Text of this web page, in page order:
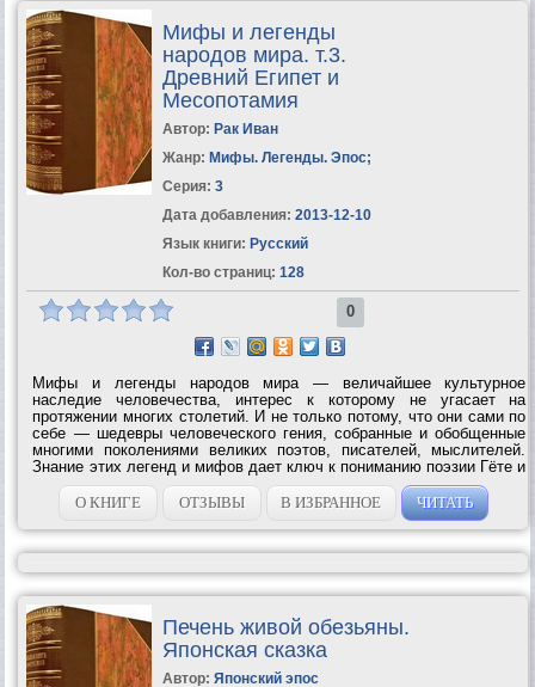
Мифы и легенды
народов мира. т.3.
Древний Египет и
Месопотамия
Автор: Рак Иван
Жанр: Мифы. Легенды. Эпос;
Серия: 3
Дата добавления: 2013-12-10
Язык книги: Русский
Кол-во страниц: 128
0
Мифы и легенды народов мира — величайшее культурное
наследие человечества, интерес к которому не угасает на
протяжении многих столетий. И не только потому, что они сами по
себе — шедевры человеческого гения, собранные и обобщенные
многими поколениями великих поэтов, писателей, мыслителей.
Знание этих легенд и мифов дает ключ к пониманию поэзии Гёте и
Пушкина, драматургии Шекспира и Шиллера, живописи Рубенса и
Тициана, Брюллова и...
О КНИГЕ ОТЗЫВЫ В ИЗБРАННОЕ ЧИТАТЬ
Печень живой обезьяны.
Японская сказка
Автор: Японский эпос